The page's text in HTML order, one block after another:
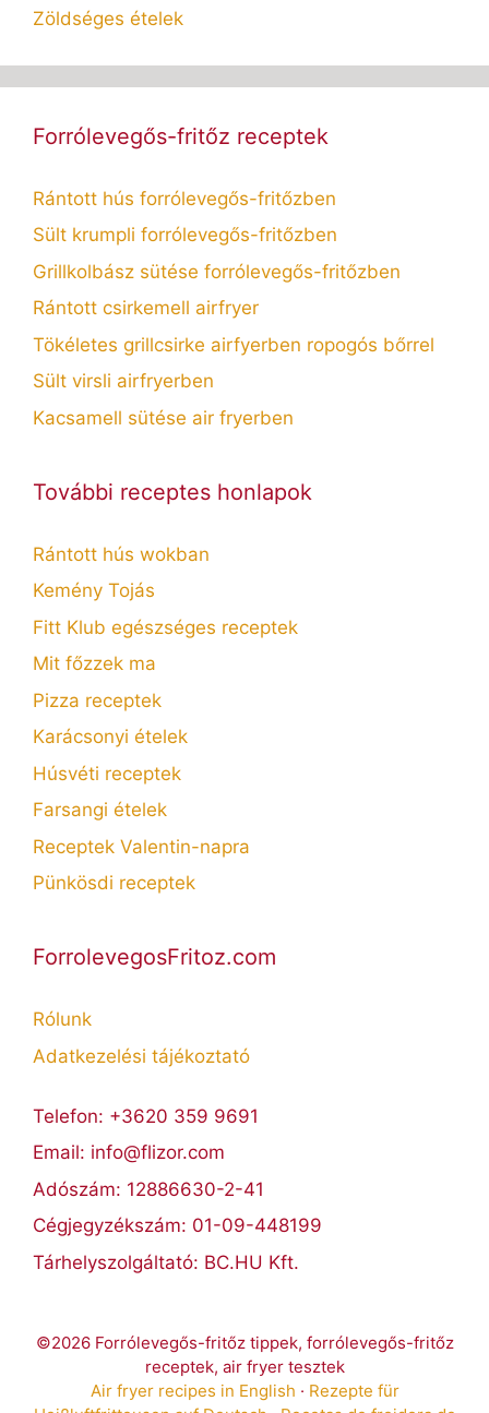
Zöldséges ételek
Forrólevegős-fritőz receptek
Rántott hús forrólevegős-fritőzben
Sült krumpli forrólevegős-fritőzben
Grillkolbász sütése forrólevegős-fritőzben
Rántott csirkemell airfryer
Tökéletes grillcsirke airfyerben ropogós bőrrel
Sült virsli airfryerben
Kacsamell sütése air fryerben
További receptes honlapok
Rántott hús wokban
Kemény Tojás
Fitt Klub egészséges receptek
Mit főzzek ma
Pizza receptek
Karácsonyi ételek
Húsvéti receptek
Farsangi ételek
Receptek Valentin-napra
Pünkösdi receptek
ForrolevegosFritoz.com
Rólunk
Adatkezelési tájékoztató
Telefon: +3620 359 9691
Email: info@flizor.com
Adószám: 12886630-2-41
Cégjegyzékszám: 01-09-448199
Tárhelyszolgáltató: BC.HU Kft.
©2026 Forrólevegős-fritőz tippek, forrólevegős-fritőz
receptek, air fryer tesztek
Air fryer recipes in English · Rezepte für